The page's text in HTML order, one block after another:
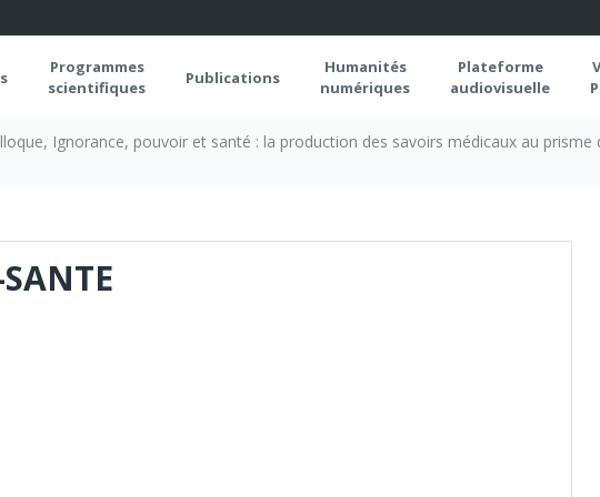
Programmes
scientifiques
Publications
Humanités
numériques
Plateforme
audiovisuelle
Ignorance, pouvoir et santé : la production des savoirs médicaux au